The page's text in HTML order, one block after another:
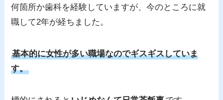
何箇所か歯科を経験していますが、今のところに就
職して2年が経ちました。
基本的に女性が多い職場なのでギスギスしていま
す。